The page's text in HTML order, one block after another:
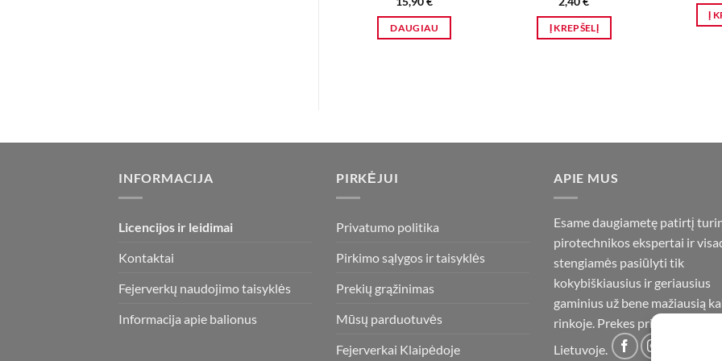
DAUGIAU Į KREPŠELĮ
Į
INFORMACIJA
Licencijos ir leidimai
Kontaktai
Fejerverkų naudojimo taisyklės
Informacija apie balionus
PIRKĖJUI
Privatumo politika
Pirkimo sąlygos ir taisyklės
Prekių grąžinimas
Mūsų parduotuvės
Fejerverkai Klaipėdoje
APIE MUS
Esame daugiametę patirtį
pirotechnikos ekspertai ir
stengiamės pasiūlyti tik
kokybiškiausius ir geriausius
gaminius už bene mažiausią
rinkoje. Prekes pristatome
Lietuvoje.